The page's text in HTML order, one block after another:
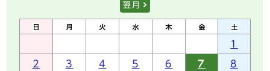
翌月
1
2 3 4 5 6 7 8